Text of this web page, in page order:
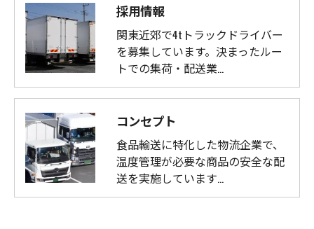
採用情報
関東近郊で4tトラックドライバー
を募集しています。決まったルー
トでの集荷・配送業…
コンセプト
食品輸送に特化した物流企業で、
温度管理が必要な商品の安全な配
送を実施しています…